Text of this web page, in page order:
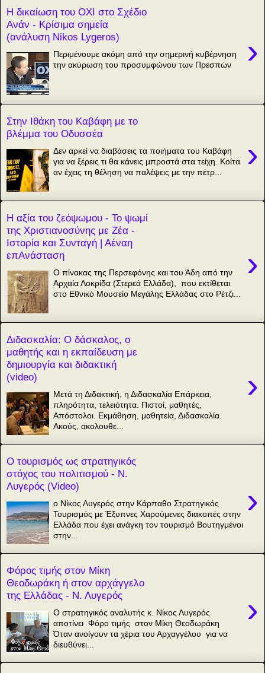
Η δικαίωση του ΟΧΙ στο Σχέδιο
Ανάν - Κρίσιμα σημεία
(ανάλυση Nikos Lygeros)
›
Περιμένουμε ακόμη από την σημερινή κυβέρνηση
την ακύρωση του προσυμφώνου των Πρεσπών
Στην Ιθάκη του Καβάφη με το
βλέμμα του Οδυσσέα
›
Δεν αρκεί να διαβάσεις τα ποιήματα του Καβάφη
για να ξέρεις τι θα κάνεις μπροστά στα τείχη. Κοίτα
αν έχεις τη θέληση να παλέψεις με την πέτρ...
Η αξία του ζεόψωμου - Το ψωμί
της Χριστιανοσύνης με Ζέα -
Ιστορία και Συνταγή | Αέναη
επΑνάσταση
›
Ο πίνακας της Περσεφόνης και του Άδη από την
Αρχαία Λοκρίδα (Στερεά Ελλάδα), που εκτίθεται
στο Εθνικό Μουσείο Μεγάλης Ελλάδας στο Ρέτζι...
Διδασκαλία: Ο δάσκαλος, ο
μαθητής και η εκπαίδευση με
δημιουργία και διδακτική
(video)
›
Μετά τη Διδακτική, η Διδασκαλία Επάρκεια,
πληρότητα, τελειότητα. Πιστοί, μαθητές,
Απόστολοι. Εκμάθηση, μαθητεία, Διδασκαλία.
Ακούς, ακολουθε...
Ο τουρισμός ως στρατηγικός
στόχος του πολιτισμού - Ν.
Λυγερός (Video)
›
o Νίκος Λυγερός στην Κάρπαθο Στρατηγικός
Τουρισμός με Έξυπνες Χαρούμενες διακοπές στην
Ελλάδα που έχει ανάγκη τον τουρισμό Βουτηγμένοι
στην...
Φόρος τιμής στον Μίκη
Θεοδωράκη ή στον αρχάγγελο
της Ελλάδας - Ν. Λυγερός
›
Ο στρατηγικός αναλυτής κ. Νίκος Λυγερός
αποτίνει Φόρο τιμής στον Μίκη Θεοδωράκη
Όταν ανοίγουν τα χέρια του Αρχαγγέλου για να
διευθύνει...